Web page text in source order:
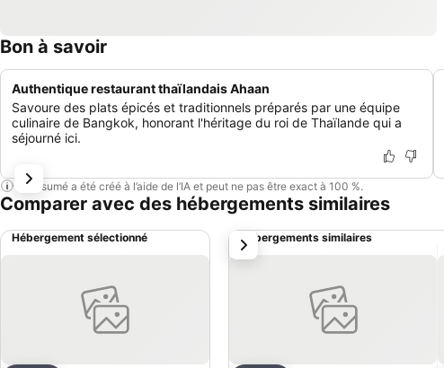
Bon à savoir
Authentique restaurant thaïlandais Ahaan
Savoure des plats épicés et traditionnels préparés par une équipe
culinaire de Bangkok, honorant l'héritage du roi de Thaïlande qui a
séjourné ici.
Ce résumé a été créé à l’aide de l’IA et peut ne pas être exact à 100 %.
Comparer avec des hébergements similaires
Hébergement sélectionné Hébergements similaires
suivant